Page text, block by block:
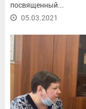
посвященный...
05.03.2021